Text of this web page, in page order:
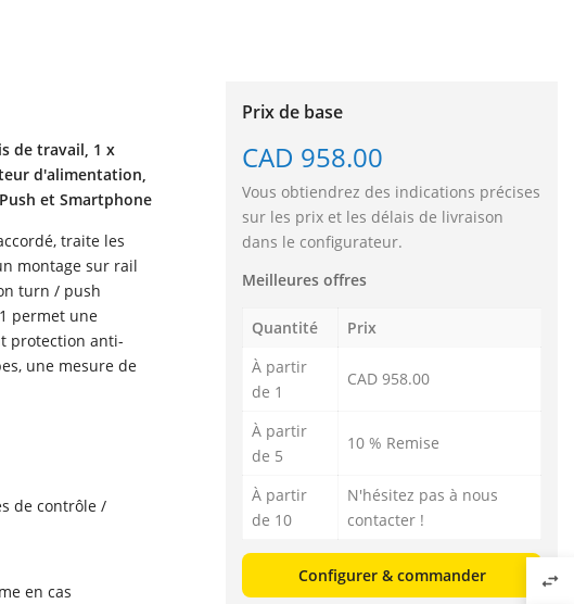
de travail, 1 x
d'alimentation,
et Smartphone
traite les
montage sur rail
turn / push
permet une
protection anti-
une mesure de
de contrôle /
en cas
Prix de base
CAD 958.00
Vous obtiendrez des indications précises
sur les prix et les délais de livraison
dans le configurateur.
Meilleures offres
Quantité
Prix
À partir
de 1
CAD 958.00
À partir
de 5
10 % Remise
À partir
de 10
N'hésitez pas à nous
contacter !
Configurer & commander swap_horiz